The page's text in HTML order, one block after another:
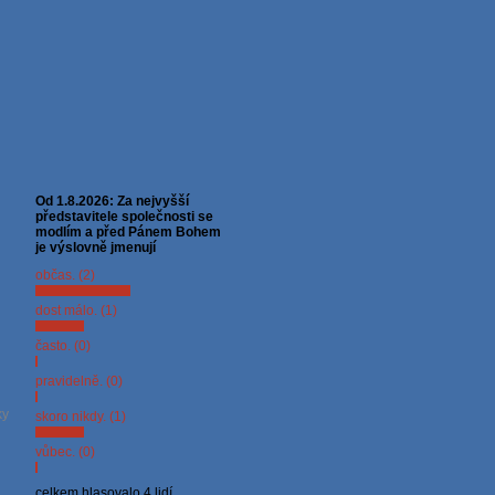
Od 1.8.2026: Za nejvyšší
představitele společnosti se
modlím a před Pánem Bohem
je výslovně jmenují
občas. (2)
dost málo. (1)
často. (0)
pravidelně. (0)
skoro nikdy. (1)
vůbec. (0)